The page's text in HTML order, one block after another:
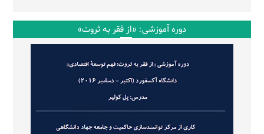
دوره آموزشی: «از فقر به ثروت»